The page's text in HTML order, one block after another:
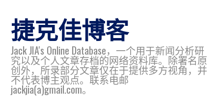
捷克佳博客
Jack JIA's Online Database，一个用于新闻分析研
究以及个人文章存档的网络资料库。除署名原
创外，所录部分文章仅在于提供多方视角，并
不代表博主观点。联系电邮
jackjia(a)gmail.com。